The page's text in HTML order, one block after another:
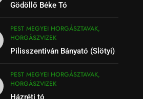
Gödöllő Béke Tó
PEST MEGYEI HORGÁSZTAVAK,
HORGÁSZVIZEK
Pilisszentiván Bányató (Slötyi)
PEST MEGYEI HORGÁSZTAVAK,
HORGÁSZVIZEK
Házréti tó